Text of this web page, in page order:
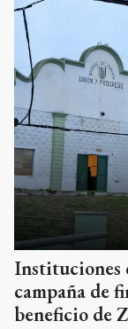
Instituciones
campaña de
beneficio de